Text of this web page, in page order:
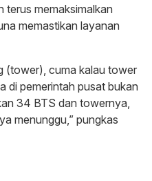
terus memaksimalkan
memastikan layanan
(tower), cuma kalau tower
di pemerintah pusat bukan
34 BTS dan towernya,
menunggu,” pungkas